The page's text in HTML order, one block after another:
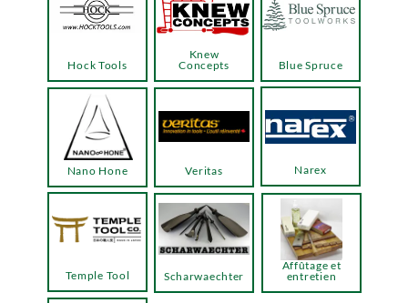
Hock Tools
Knew
Concepts
Temple Tool
Blue Spruce
Narex
Veritas
Nano Hone
Scharwaechter
Affûtage et
entretien